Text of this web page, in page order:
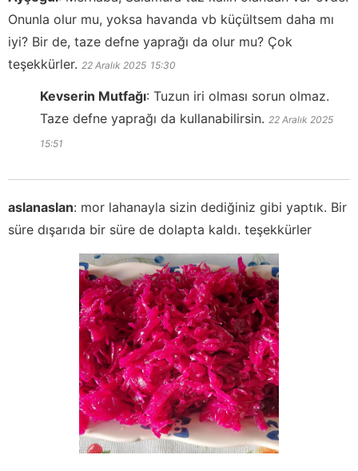
Onunla olur mu, yoksa havanda vb küçültsem daha mı
iyi? Bir de, taze defne yaprağı da olur mu? Çok
teşekkürler. 22 Aralık 2025 15:30
Kevserin Mutfağı: Tuzun iri olması sorun olmaz.
Taze defne yaprağı da kullanabilirsin. 22 Aralık 2025
15:51
aslanaslan: mor lahanayla sizin dediğiniz gibi yaptık. Bir
süre dışarıda bir süre de dolapta kaldı. teşekkürler